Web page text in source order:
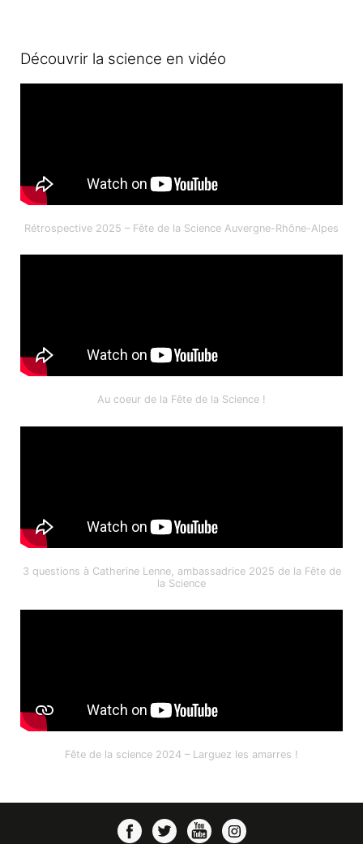
Découvrir la science en vidéo
Rétrospective 2025 – Fête de la Science Auvergne-Rhône-Alpes
Au coeur de la Fête de la Science !
3 questions à Catherine Lenne, ambassadrice 2025 de la Fête de
la Science
Fête de la science 2024 – Larguez les amarres !